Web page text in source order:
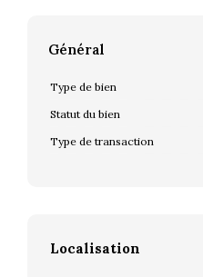
Général
Type de bien
Statut du bien
Type de transaction
Localisation